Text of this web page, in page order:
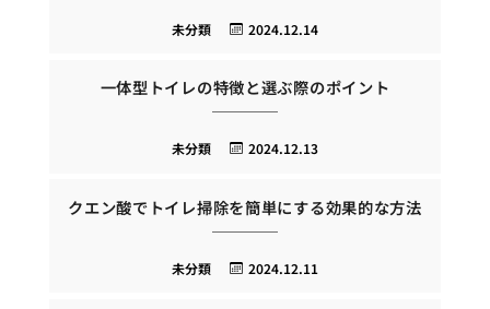
2024.12.14
未分類
一体型トイレの特徴と選ぶ際のポイント
2024.12.13
未分類
クエン酸でトイレ掃除を簡単にする効果的な方法
2024.12.11
未分類